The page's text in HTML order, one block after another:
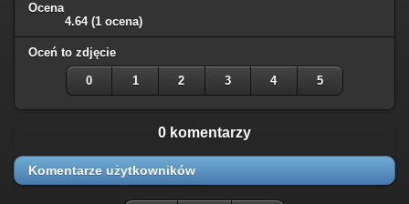
Ocena
4.64 (1 ocena)
Oceń to zdjęcie
0 1 2 3 4 5
0 komentarzy
Komentarze użytkowników